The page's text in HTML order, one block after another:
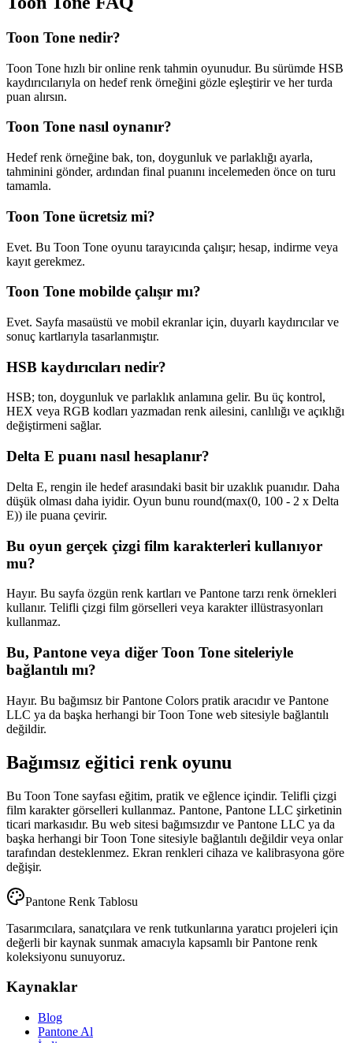
Toon Tone nedir?
Toon Tone hızlı bir online renk tahmin oyunudur. Bu sürümde HSB
kaydırıcılarıyla on hedef renk örneğini gözle eşleştirir ve her turda
puan alırsın.
Toon Tone nasıl oynanır?
Hedef renk örneğine bak, ton, doygunluk ve parlaklığı ayarla,
tahminini gönder, ardından final puanını incelemeden önce on turu
tamamla.
Toon Tone ücretsiz mi?
Evet. Bu Toon Tone oyunu tarayıcında çalışır; hesap, indirme veya
kayıt gerekmez.
Toon Tone mobilde çalışır mı?
Evet. Sayfa masaüstü ve mobil ekranlar için, duyarlı kaydırıcılar ve
sonuç kartlarıyla tasarlanmıştır.
HSB kaydırıcıları nedir?
HSB; ton, doygunluk ve parlaklık anlamına gelir. Bu üç kontrol,
HEX veya RGB kodları yazmadan renk ailesini, canlılığı ve açıklığı
değiştirmeni sağlar.
Delta E puanı nasıl hesaplanır?
Delta E, rengin ile hedef arasındaki basit bir uzaklık puanıdır. Daha
düşük olması daha iyidir. Oyun bunu round(max(0, 100 - 2 x Delta
E)) ile puana çevirir.
Bu oyun gerçek çizgi film karakterleri kullanıyor
mu?
Hayır. Bu sayfa özgün renk kartları ve Pantone tarzı renk örnekleri
kullanır. Telifli çizgi film görselleri veya karakter illüstrasyonları
kullanmaz.
Bu, Pantone veya diğer Toon Tone siteleriyle
bağlantılı mı?
Hayır. Bu bağımsız bir Pantone Colors pratik aracıdır ve Pantone
LLC ya da başka herhangi bir Toon Tone web sitesiyle bağlantılı
değildir.
Bağımsız eğitici renk oyunu
Bu Toon Tone sayfası eğitim, pratik ve eğlence içindir. Telifli çizgi
film karakter görselleri kullanmaz. Pantone, Pantone LLC şirketinin
ticari markasıdır. Bu web sitesi bağımsızdır ve Pantone LLC ya da
başka herhangi bir Toon Tone sitesiyle bağlantılı değildir veya onlar
tarafından desteklenmez. Ekran renkleri cihaza ve kalibrasyona göre
değişir.
Pantone Renk Tablosu
Tasarımcılara, sanatçılara ve renk tutkunlarına yaratıcı projeleri için
değerli bir kaynak sunmak amacıyla kapsamlı bir Pantone renk
koleksiyonu sunuyoruz.
Kaynaklar
Blog
Pantone Al